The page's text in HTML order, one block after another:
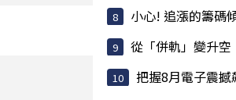
小心! 追漲的籌碼
從「併軌」變升空！低軌衛星全
把握8月電子震撼飆股